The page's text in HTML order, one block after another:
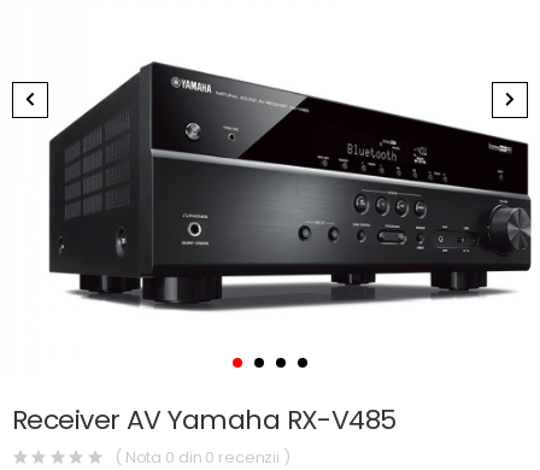
Receiver AV Yamaha RX-V485
( Nota 0 din 0 recenzii )